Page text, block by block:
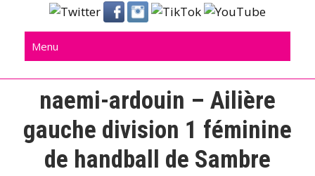
Menu
naemi-ardouin – Ailière
gauche division 1 féminine
de handball de Sambre